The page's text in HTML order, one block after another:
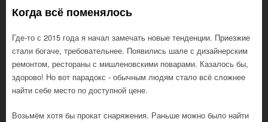
Когда всё поменялось
Где-то с 2015 года я начал замечать новые тенденции. Приезжие
стали богаче, требовательнее. Появились шале с дизайнерским
ремонтом, рестораны с мишленовскими поварами. Казалось бы,
здорово! Но вот парадокс - обычным людям стало всё сложнее
найти себе место по доступной цене.
Возьмём хотя бы прокат снаряжения. Раньше можно было найти